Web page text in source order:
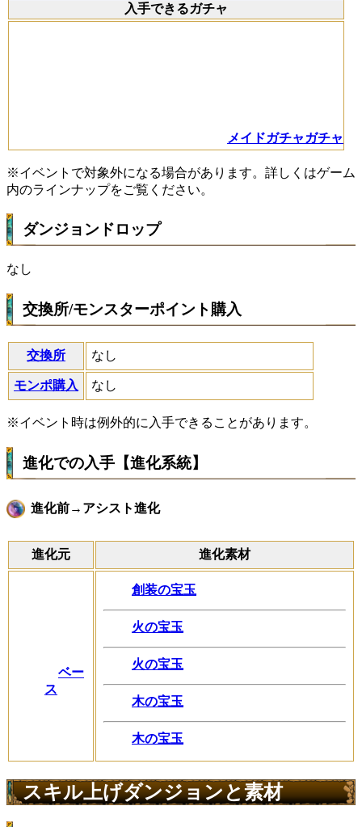
入手できるガチャ
メイドガチャガチャ
※イベントで対象外になる場合があります。詳しくはゲーム
内のラインナップをご覧ください。
ダンジョンドロップ
なし
交換所/モンスターポイント購入
交換所 なし
モンポ購入 なし
※イベント時は例外的に入手できることがあります。
進化での入手【進化系統】
進化前→アシスト進化
進化元 進化素材
ベー
ス
創装の宝玉
火の宝玉
火の宝玉
木の宝玉
木の宝玉
スキル上げダンジョンと素材